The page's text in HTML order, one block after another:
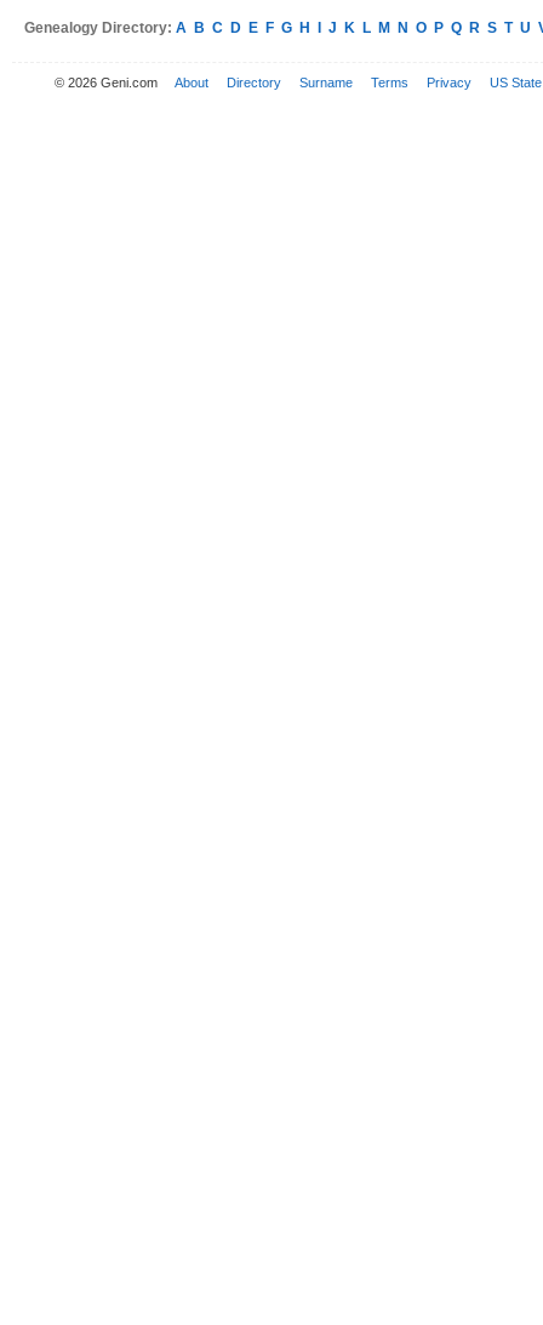
Genealogy Directory: A B C D E F G H J K L M N O P Q R S T U
© 2026 Geni.com About Directory Surname Terms Privacy US